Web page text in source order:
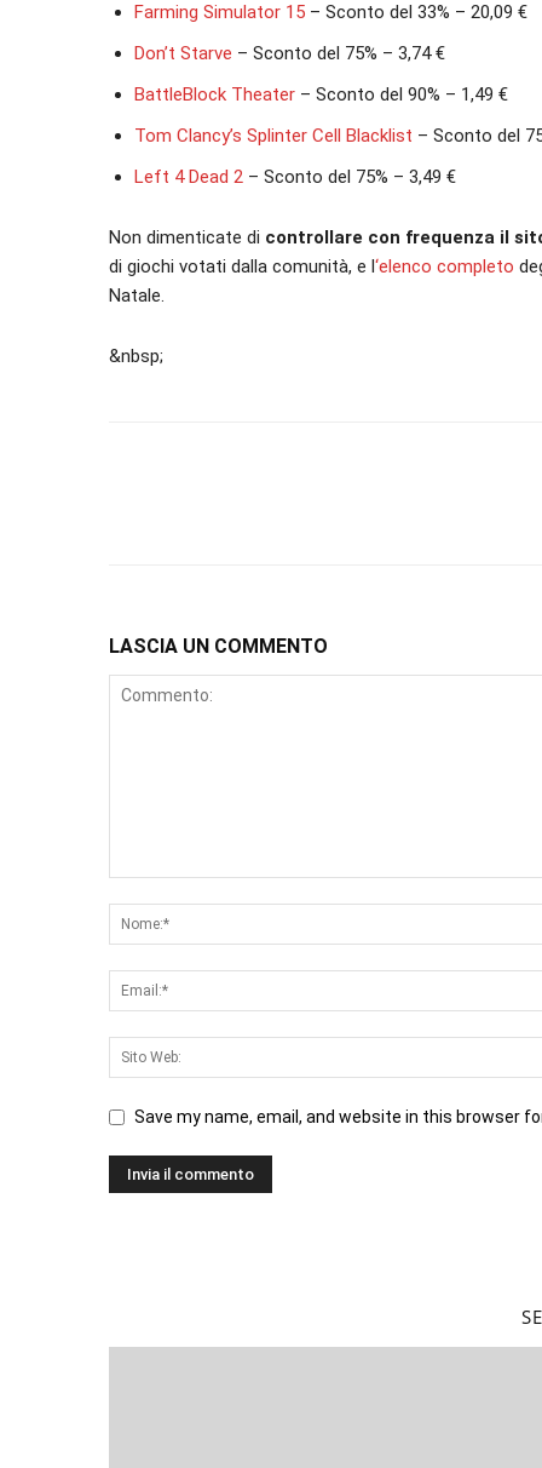
Farming Simulator 15 – Sconto del 33% – 20,09 €
Don’t Starve – Sconto del 75% – 3,74 €
BattleBlock Theater – Sconto del 90% – 1,49 €
Tom Clancy’s Splinter Cell Blacklist – Sconto del
Left 4 Dead 2 – Sconto del 75% – 3,49 €
Non dimenticate di controllare con frequenza il
di giochi votati dalla comunità, e l‘elenco completo
Natale.
&nbsp;
LASCIA UN COMMENTO
Save my name, email, and website in this browser